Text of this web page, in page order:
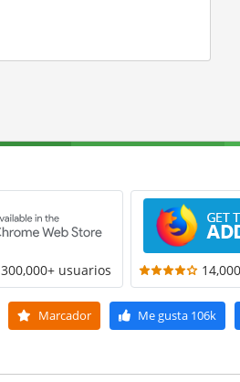
300,000+ usuarios
Marcador Me gusta 106k